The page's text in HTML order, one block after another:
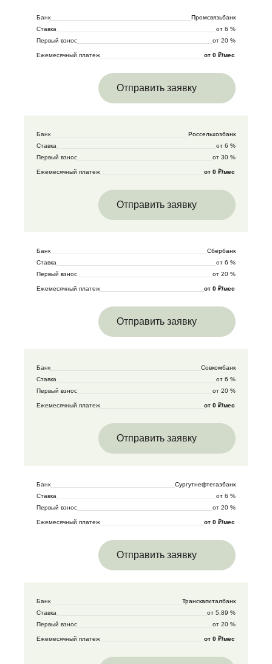
Банк
Промсвязьбанк
Ставка
от 6 %
Первый взнос
от 20 %
Ежемесячный платеж от 0 ₽/мес
Отправить заявку
Банк
Россельхозбанк
Ставка
от 6 %
Первый взнос
от 30 %
Ежемесячный платеж от 0 ₽/мес
Отправить заявку
Банк
Сбербанк
Ставка
от 6 %
Первый взнос
от 20 %
Ежемесячный платеж от 0 ₽/мес
Отправить заявку
Банк
Совкомбанк
Ставка
от 6 %
Первый взнос
от 20 %
Ежемесячный платеж от 0 ₽/мес
Отправить заявку
Банк
Сургутнефтегазбанк
Ставка
от 6 %
Первый взнос
от 20 %
Ежемесячный платеж от 0 ₽/мес
Отправить заявку
Банк
Транскапиталбанк
Ставка
от 5,89 %
Первый взнос
от 20 %
Ежемесячный платеж от 0 ₽/мес